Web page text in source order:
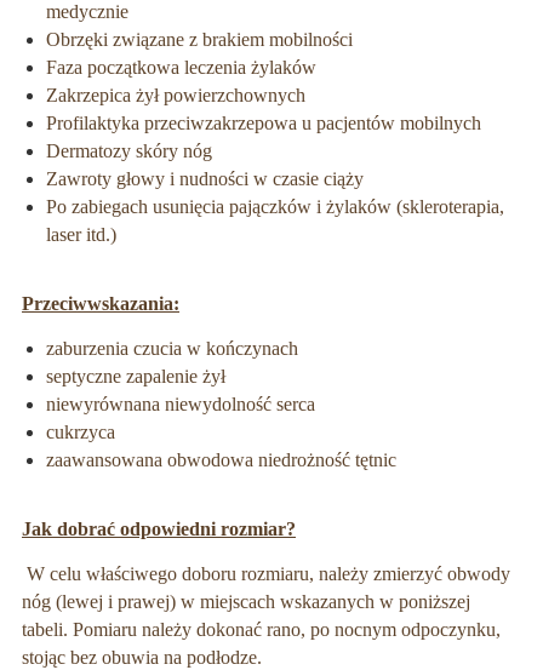
medycznie
Obrzęki związane z brakiem mobilności
Faza początkowa leczenia żylaków
Zakrzepica żył powierzchownych
Profilaktyka przeciwzakrzepowa u pacjentów mobilnych
Dermatozy skóry nóg
Zawroty głowy i nudności w czasie ciąży
Po zabiegach usunięcia pajączków i żylaków (skleroterapia,
laser itd.)
Przeciwwskazania:
zaburzenia czucia w kończynach
septyczne zapalenie żył
niewyrównana niewydolność serca
cukrzyca
zaawansowana obwodowa niedrożność tętnic
Jak dobrać odpowiedni rozmiar?
W celu właściwego doboru rozmiaru, należy zmierzyć obwody
nóg (lewej i prawej) w miejscach wskazanych w poniższej
tabeli. Pomiaru należy dokonać rano, po nocnym odpoczynku,
stojąc bez obuwia na podłodze.